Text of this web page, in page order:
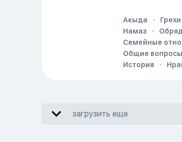
Акыда
Намаз
Семейные
Общие вопросы
История
загрузить еще